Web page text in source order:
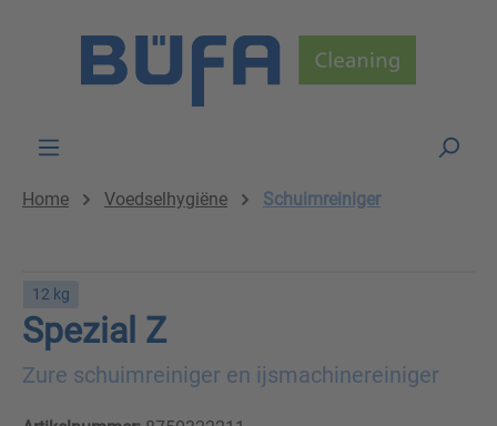
Home Voedselhygiëne Schuimreiniger
12 kg
Spezial Z
Zure schuimreiniger en ijsmachinereiniger